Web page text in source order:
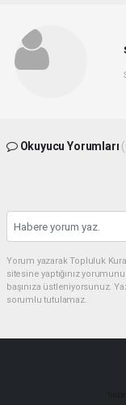
Okuyucu Yorumları
Yorum yazarak Topluluk
sitesine yaptığınız
başınıza üstleniyorsunuz.
sorumlu tutulamaz.